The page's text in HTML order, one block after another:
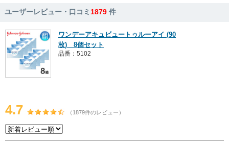
ユーザーレビュー・口コミ1879 件
ワンデーアキュビュートゥルーアイ (90
枚) 8個セット
品番：5102
4.7 （1879件のレビュー）